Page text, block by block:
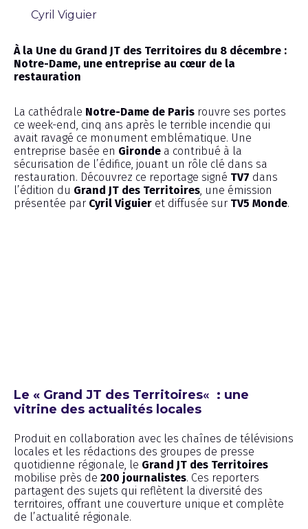
Cyril Viguier
À la Une du Grand JT des Territoires du 8 décembre :
Notre-Dame, une entreprise au cœur de la
restauration
La cathédrale Notre-Dame de Paris rouvre ses portes
ce week-end, cinq ans après le terrible incendie qui
avait ravagé ce monument emblématique. Une
entreprise basée en Gironde a contribué à la
sécurisation de l’édifice, jouant un rôle clé dans sa
restauration. Découvrez ce reportage signé TV7 dans
l’édition du Grand JT des Territoires , une émission
présentée par Cyril Viguier et diffusée sur TV5 Monde.
Le « Grand JT des Territoires« : une
vitrine des actualités locales
Produit en collaboration avec les chaînes de télévisions
locales et les rédactions des groupes de presse
quotidienne régionale, le Grand JT des Territoires
mobilise près de 200 journalistes. Ces reporters
partagent des sujets qui reflètent la diversité des
territoires, offrant une couverture unique et complète
de l’actualité régionale.